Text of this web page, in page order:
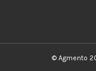
© Agmento